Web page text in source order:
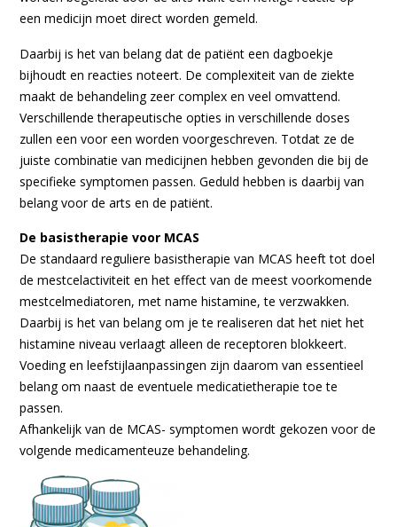
een medicijn moet direct worden gemeld.
Daarbij is het van belang dat de patiënt een dagboekje
bijhoudt en reacties noteert. De complexiteit van de ziekte
maakt de behandeling zeer complex en veel omvattend.
Verschillende therapeutische opties in verschillende doses
zullen een voor een worden voorgeschreven. Totdat ze de
juiste combinatie van medicijnen hebben gevonden die bij de
specifieke symptomen passen. Geduld hebben is daarbij van
belang voor de arts en de patiënt.
De basistherapie voor MCAS
De standaard reguliere basistherapie van MCAS heeft tot doel
de mestcelactiviteit en het effect van de meest voorkomende
mestcelmediatoren, met name histamine, te verzwakken.
Daarbij is het van belang om je te realiseren dat het niet het
histamine niveau verlaagt alleen de receptoren blokkeert.
Voeding en leefstijlaanpassingen zijn daarom van essentieel
belang om naast de eventuele medicatietherapie toe te
passen.
Afhankelijk van de MCAS- symptomen wordt gekozen voor de
volgende medicamenteuze behandeling.